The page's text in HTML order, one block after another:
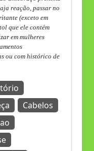
reação, passar no
(exceto em
que ele contém
em mulheres
ou com histórico de
Cabelos